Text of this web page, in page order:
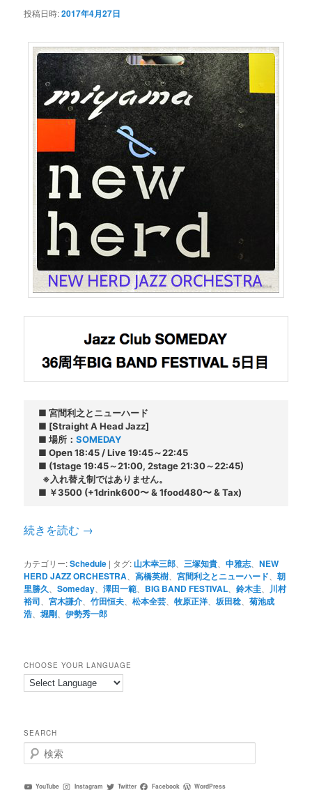
投稿日時:2017年4月27日
■ 宮間利之とニューハード
■ [Straight A Head Jazz]
■ 場所：SOMEDAY
■ Open 18:45 / Live 19:45～22:45
■ (1stage 19:45～21:00, 2stage 21:30～22:45)
  ※入れ替え制ではありません。
■ ￥3500 (+1drink600〜 & 1food480〜 & Tax)
続きを読む →
カテゴリー:Schedule | タグ: 山木幸三郎 三塚知貴 、中雅志 、NEW
HERD JAZZ ORCHESTRA 、高橋英樹 、宮間利之とニューハード 、朝
里勝久 、Someday 、澤田一範 BIG BAND FESTIVAL 、鈴木圭
川村
裕司 、宮木謙介 、竹田恒夫 、松本全芸 、牧原正洋、坂田稔 、菊池成
浩 、堀剛 、伊勢秀一郎
CHOOSE YOUR LANGUAGE
SEARCH
検
索
YouTube Instagram Twitter Facebook WordPress